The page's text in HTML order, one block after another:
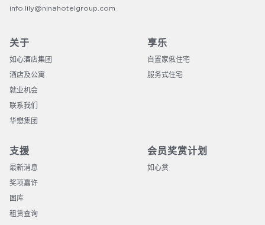
info.lily@ninahotelgroup.com
关于
如心酒店集团
酒店及公寓
就业机会
联系我们
华懋集团
享乐
自置家俬住宅
服务式住宅
支援
最新消息
奖项嘉许
图库
租赁查询
会员奖赏计划
如心赏